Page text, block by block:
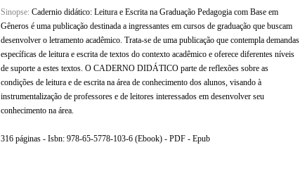
Sinopse: Cadernio didático: Leitura e Escrita na Graduação Pedagogia com Base em
Gêneros é uma publicação destinada a ingressantes em cursos de graduação que buscam
desenvolver o letramento acadêmico. Trata-se de uma publicação que contempla demandas
específicas de leitura e escrita de textos do contexto acadêmico e oferece diferentes níveis
de suporte a estes textos. O CADERNO DIDÁTICO parte de reflexões sobre as
condições de leitura e de escrita na área de conhecimento dos alunos, visando à
instrumentalização de professores e de leitores interessados em desenvolver seu
conhecimento na área.
316 páginas - Isbn: 978-65-5778-103-6 (Ebook) - PDF - Epub